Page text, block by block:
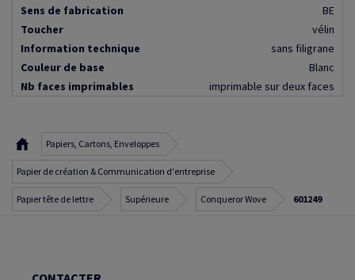
Sens de fabrication
BE
Toucher
vélin
Information technique
sans filigrane
Couleur de base
Blanc
Nb faces imprimables
imprimable sur deux faces
Papiers, Cartons, Enveloppes
Papier de création & Communication d'entreprise
Papier tête de lettre Supérieure Conqueror Wove 601249